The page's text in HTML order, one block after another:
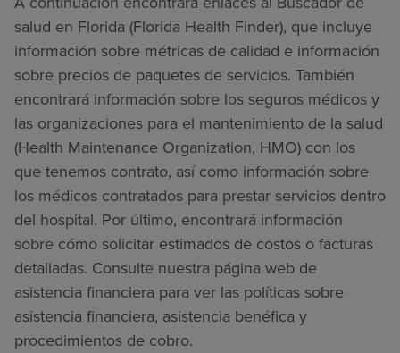
salud en Florida (Florida Health Finder), que incluye
información sobre métricas de calidad e información
sobre precios de paquetes de servicios. También
encontrará información sobre los seguros médicos y
las organizaciones para el mantenimiento de la salud
(Health Maintenance Organization, HMO) con los
que tenemos contrato, así como información sobre
los médicos contratados para prestar servicios dentro
del hospital. Por último, encontrará información
sobre cómo solicitar estimados de costos o facturas
detalladas. Consulte nuestra página web de
asistencia financiera para ver las políticas sobre
asistencia financiera, asistencia benéfica y
procedimientos de cobro.